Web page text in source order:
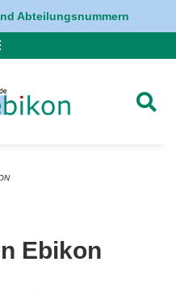
Abteilungsnummern
Ebikon